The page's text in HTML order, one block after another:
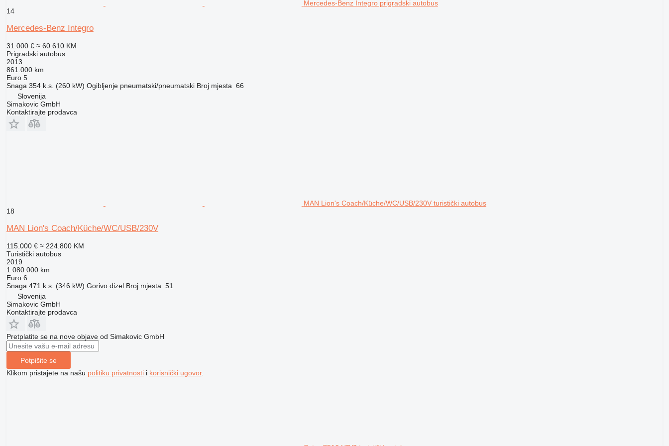
Mercedes-Benz Integro prigradski autobus
14
Mercedes-Benz Integro
31.000 € ≈ 60.610 KM
Prigradski autobus
2013
861.000 km
Euro 5
Snaga 354 k.s. (260 kW) Ogibljenje pneumatski/pneumatski Broj mjesta 66
Slovenija
Simakovic GmbH
Kontaktirajte prodavca
MAN Lion's Coach/Küche/WC/USB/230V turistički autobus
18
MAN Lion's Coach/Küche/WC/USB/230V
115.000 € ≈ 224.800 KM
Turistički autobus
2019
1.080.000 km
Euro 6
Snaga 471 k.s. (346 kW) Gorivo dizel Broj mjesta 51
Slovenija
Simakovic GmbH
Kontaktirajte prodavca
Pretplatite se na nove objave od Simakovic GmbH
Potpišite se
Klikom pristajete na našu politiku privatnostii korisnički ugovor.